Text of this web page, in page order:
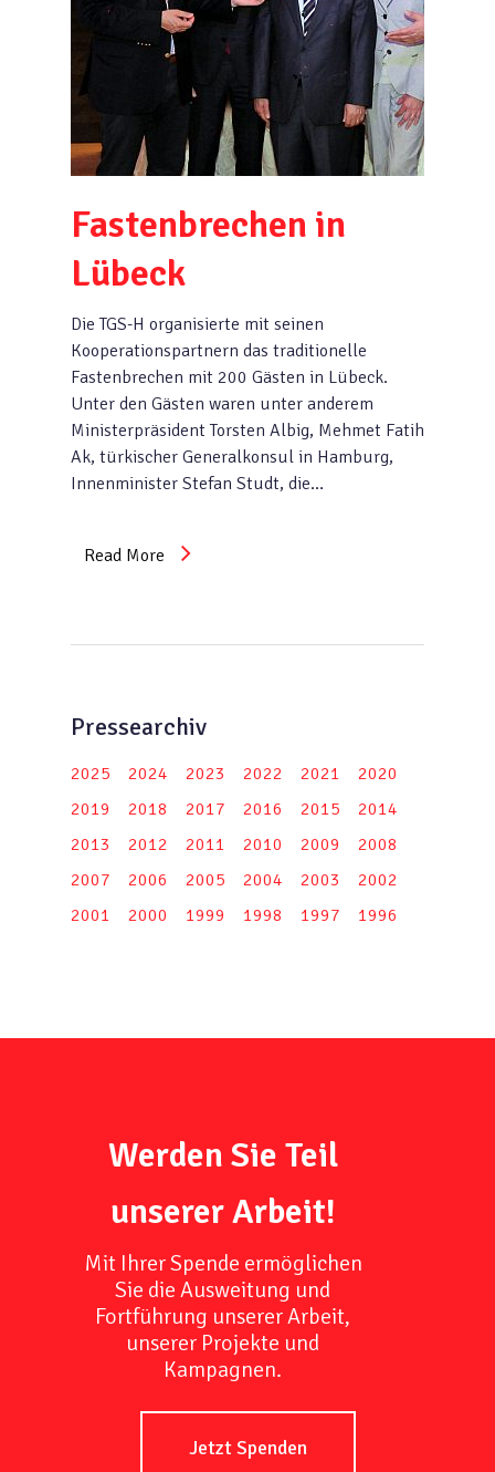
Fastenbrechen in
Lübeck
Die TGS-H organisierte mit seinen
Kooperationspartnern das traditionelle
Fastenbrechen mit 200 Gästen in Lübeck.
Unter den Gästen waren unter anderem
Ministerpräsident Torsten Albig, Mehmet Fatih
Ak, türkischer Generalkonsul in Hamburg,
Innenminister Stefan Studt, die…
Read More
Pressearchiv
2025 2024 2023 2022 2021
2020
2019
2018 2017 2016 2015
2014
2013
2012 2011 2010 2009
2008
2007
2006 2005 2004 2003
2002
2001
2000 1999 1998 1997 1996
Werden Sie Teil
unserer Arbeit!
Mit Ihrer Spende ermöglichen
Sie die Ausweitung und
Fortführung unserer Arbeit,
unserer Projekte und
Kampagnen.
Jetzt Spenden